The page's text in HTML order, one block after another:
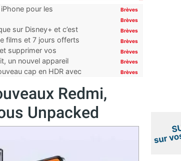
pour les
Brèves
Brèves
sur Disney+ et c’est
Brèves
films et 7 jours offerts Brèves
supprimer vos
Brèves
un nouvel appareil
Brèves
cap en HDR avec
Brèves
Redmi,
Unpacked